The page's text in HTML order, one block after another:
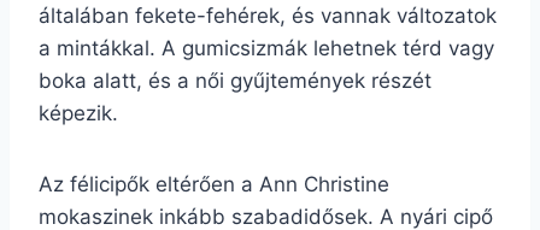
általában fekete-fehérek, és vannak változatok
a mintákkal. A gumicsizmák lehetnek térd vagy
boka alatt, és a női gyűjtemények részét
képezik.
Az félicipők eltérően a Ann Christine
mokaszinek inkább szabadidősek. A nyári cipő